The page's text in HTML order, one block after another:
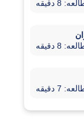
8 دقیقه
8 دقیقه
7 دقیقه